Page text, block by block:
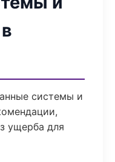
системы и
ущерба для